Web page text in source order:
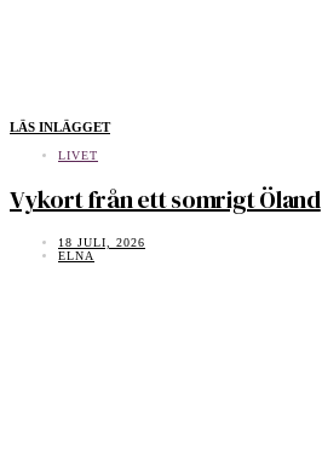
LÄS INLÄGGET
LIVET
Vykort från ett somrigt Öland
18 JULI, 2026
ELNA